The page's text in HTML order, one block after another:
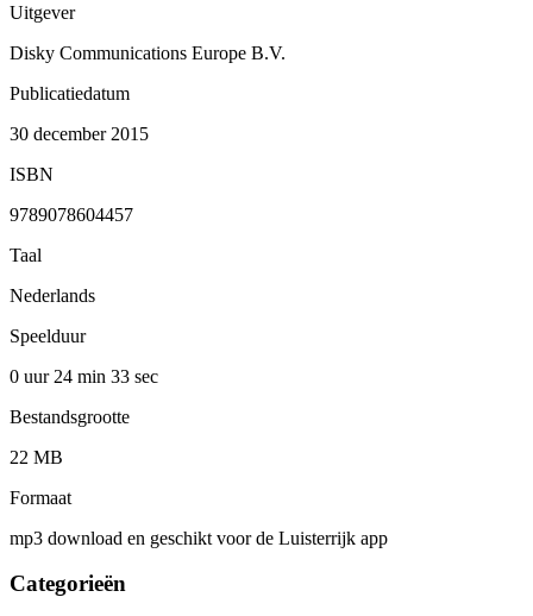
Uitgever
Disky Communications Europe B.V.
Publicatiedatum
30 december 2015
ISBN
9789078604457
Taal
Nederlands
Speelduur
0 uur 24 min 33 sec
Bestandsgrootte
22 MB
Formaat
mp3 download en geschikt voor de Luisterrijk app
Categorieën